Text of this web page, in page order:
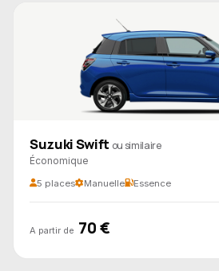
Suzuki Swift ou similaire
Économique
5 places Manuelle Essence
A partir de 70 €